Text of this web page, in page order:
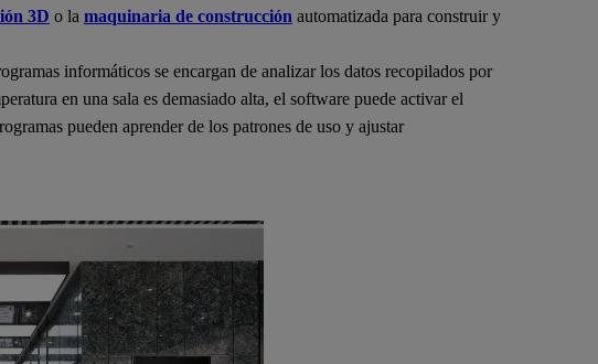
3D o la maquinaria de construcción automatizada para construir y
informáticos se encargan de analizar los datos recopilados por
en una sala es demasiado alta, el software puede activar el
pueden aprender de los patrones de uso y ajustar